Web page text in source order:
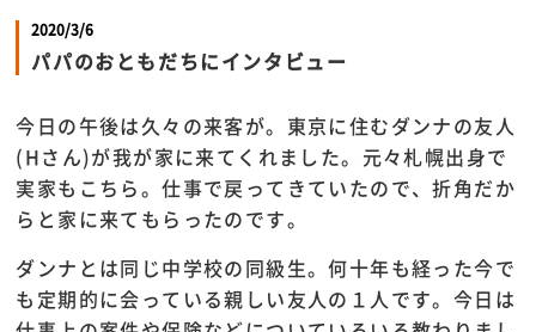
2020/3/6
パパのおともだちにインタビュー
今日の午後は久々の来客が。東京に住むダンナの友人
(Hさん)が我が家に来てくれました。元々札幌出身で
実家もこちら。仕事で戻ってきていたので、折角だか
らと家に来てもらったのです。
ダンナとは同じ中学校の同級生。何十年も経った今で
も定期的に会っている親しい友人の１人です。今日は